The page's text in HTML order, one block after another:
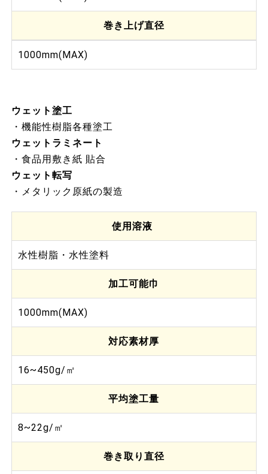
巻き上げ直径
1000mm(MAX)
ウェット塗工
・機能性樹脂各種塗工
ウェットラミネート
・食品用敷き紙 貼合
ウェット転写
・メタリック原紙の製造
使用溶液
水性樹脂・水性塗料
加工可能巾
1000mm(MAX)
対応素材厚
16~450g/㎡
平均塗工量
8~22g/㎡
巻き取り直径